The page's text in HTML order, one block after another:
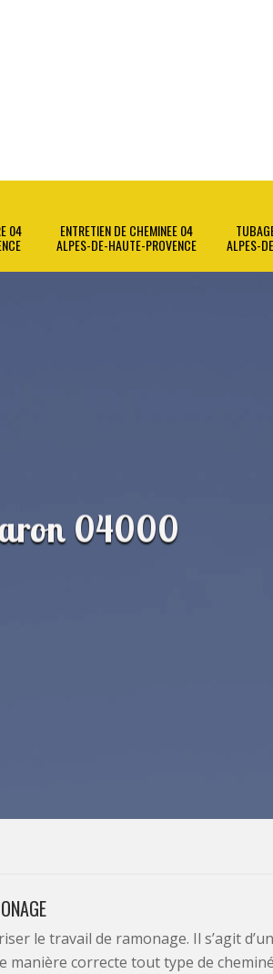
04 ENTRETIEN DE CHEMINEE 04
ALPES-DE-HAUTE-PROVENCE ALPES-
04000
le travail de ramonage. Il s’agit
manière correcte tout type de